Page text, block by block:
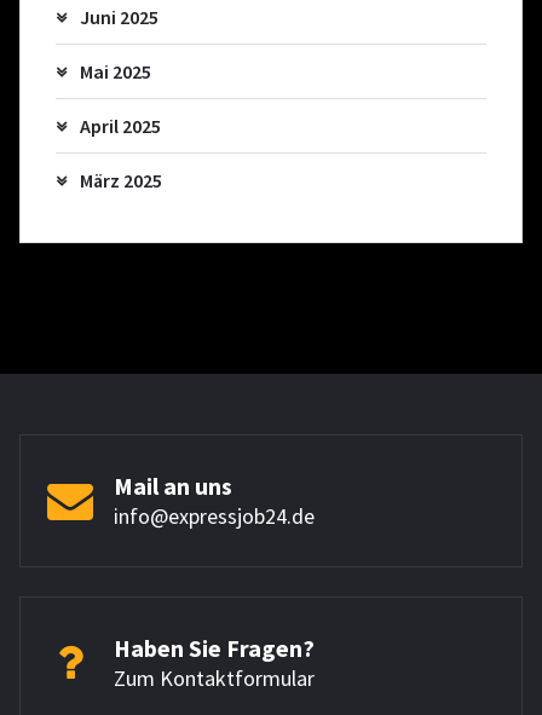
Juni 2025
Mai 2025
April 2025
März 2025
Mail an uns
info@expressjob24.de
Haben Sie Fragen?
Zum Kontaktformular